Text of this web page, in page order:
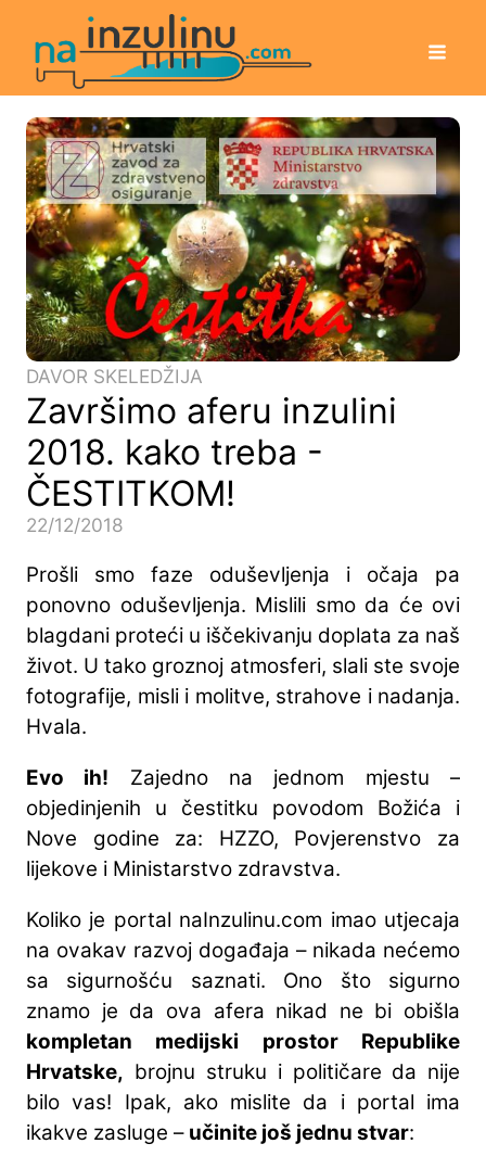
DAVOR SKELEDŽIJA
Završimo aferu inzulini
2018. kako treba -
ČESTITKOM!
22/12/2018
Prošli smo faze oduševljenja i očaja pa
ponovno oduševljenja. Mislili smo da će ovi
blagdani proteći u iščekivanju doplata za naš
život. U tako groznoj atmosferi, slali ste svoje
fotografije, misli i molitve, strahove i nadanja.
Hvala.
Evo ih! Zajedno na jednom mjestu –
objedinjenih u čestitku povodom Božića i
Nove godine za: HZZO, Povjerenstvo za
lijekove i Ministarstvo zdravstva.
Koliko je portal naInzulinu.com imao utjecaja
na ovakav razvoj događaja – nikada nećemo
sa sigurnošću saznati. Ono što sigurno
znamo je da ova afera nikad ne bi obišla
kompletan medijski prostor Republike
Hrvatske, brojnu struku i političare da nije
bilo vas! Ipak, ako mislite da i portal ima
ikakve zasluge – učinite još jednu stvar: